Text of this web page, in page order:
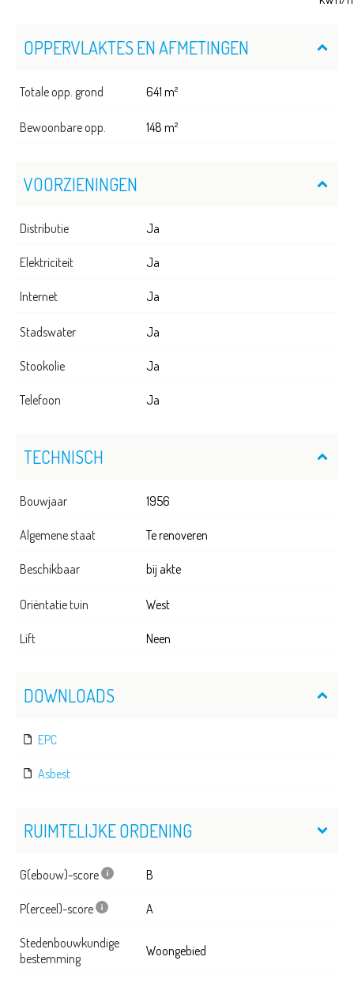
OPPERVLAKTES EN AFMETINGEN
Totale opp. grond 641 m²
Bewoonbare opp. 148 m²
VOORZIENINGEN
Distributie Ja
Elektriciteit Ja
Internet Ja
Stadswater Ja
Stookolie Ja
Telefoon Ja
TECHNISCH
Bouwjaar 1956
Algemene staat Te renoveren
Beschikbaar bij akte
Oriëntatie tuin West
Lift Neen
DOWNLOADS
EPC
Asbest
RUIMTELIJKE ORDENING
G(ebouw)-score B
P(erceel)-score A
Stedenbouwkundige
bestemming
Woongebied